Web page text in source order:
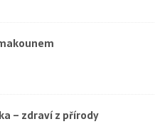
– zdraví z přírody